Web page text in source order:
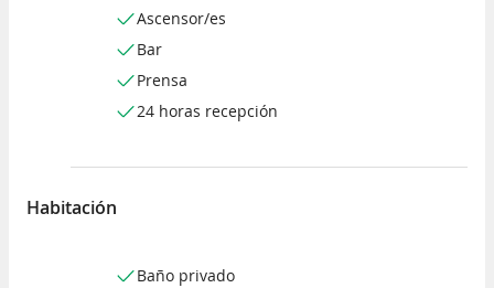
Ascensor/es
Bar
Prensa
24 horas recepción
Habitación
Baño privado